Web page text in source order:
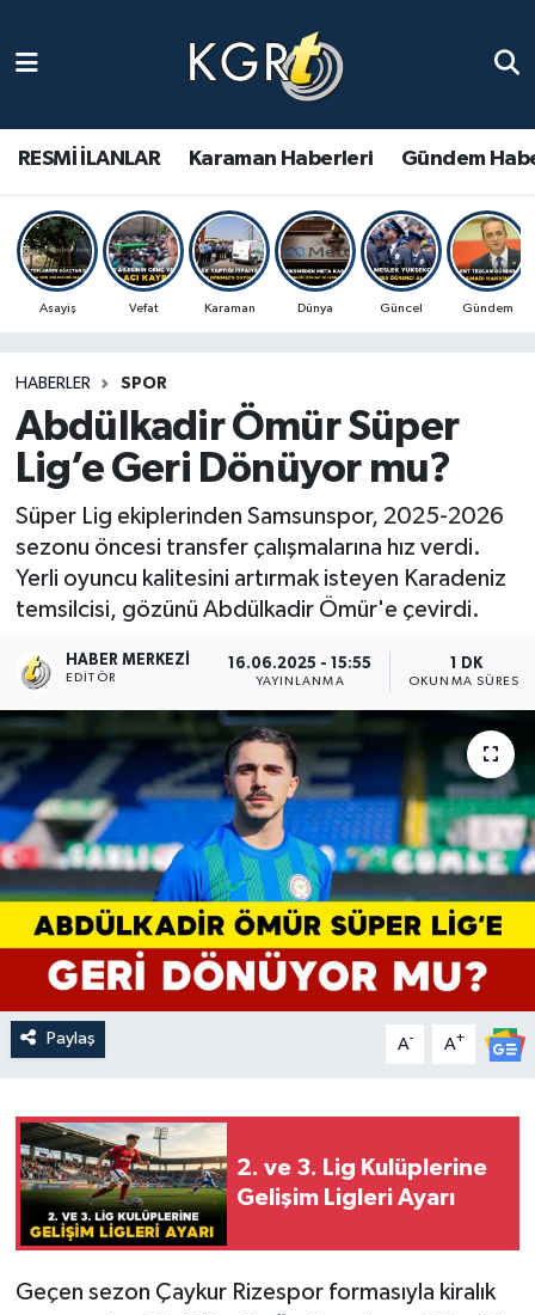
RESMİ İLANLAR Karaman Haberleri Gündem
Asayiş Vefat Karaman Dünya Güncel Gündem
HABERLER SPOR
Abdülkadir Ömür Süper
Lig’e Geri Dönüyor mu?
Süper Lig ekiplerinden Samsunspor, 2025-2026
sezonu öncesi transfer çalışmalarına hız verdi.
Yerli oyuncu kalitesini artırmak isteyen Karadeniz
temsilcisi, gözünü Abdülkadir Ömür'e çevirdi.
HABER MERKEZI
EDITÖR
16.06.2025 - 15:55
YAYINLANMA
1 DK
OKUNMA SÜRESI
Paylaş A- A+
2. ve 3. Lig Kulüplerine
Gelişim Ligleri Ayarı
Geçen sezon Çaykur Rizespor formasıyla kiralık
Gündem Haberleri
Güncel Haberler
Spor Haberleri
Ulusal Haberler
Vefat Edenler